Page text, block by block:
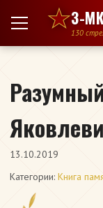
Перейти к 3-
130
13.10.2019
Категории: Книга